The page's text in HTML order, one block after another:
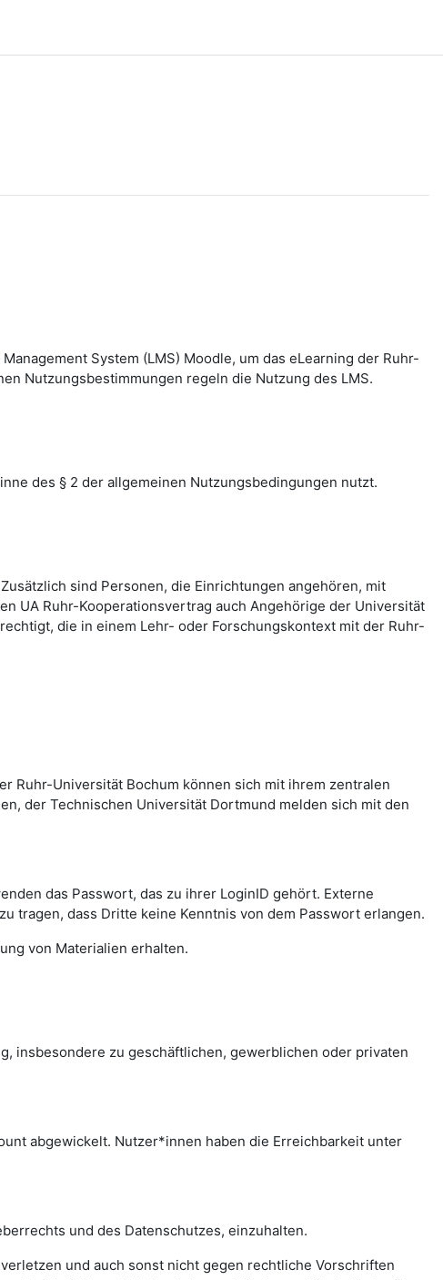
System (LMS) Moodle, um das eLearning der Ruhr-
Nutzungsbestimmungen regeln die Nutzung des LMS.
des § 2 der allgemeinen Nutzungsbedingungen nutzt.
sind Personen, die Einrichtungen angehören, mit
UA Ruhr-Kooperationsvertrag auch Angehörige der Universität
die in einem Lehr- oder Forschungskontext mit der Ruhr-
Ruhr-Universität Bochum können sich mit ihrem zentralen
der Technischen Universität Dortmund melden sich mit den
das Passwort, das zu ihrer LoginID gehört. Externe
tragen, dass Dritte keine Kenntnis von dem Passwort erlangen.
von Materialien erhalten.
insbesondere zu geschäftlichen, gewerblichen oder privaten
abgewickelt. Nutzer*innen haben die Erreichbarkeit unter
und des Datenschutzes, einzuhalten.
und auch sonst nicht gegen rechtliche Vorschriften